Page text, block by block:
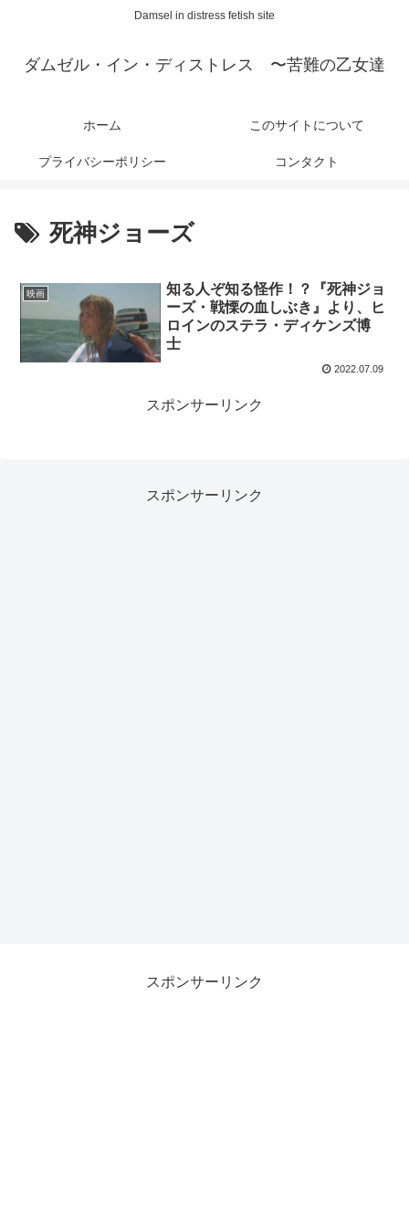
Damsel in distress fetish site
ダムゼル・イン・ディストレス 〜苦難の乙女達
ホーム このサイトについて
プライバシーポリシー コンタクト
死神ジョーズ
映画
知る人ぞ知る怪作！？『死神ジョ
ーズ・戦慄の血しぶき』より、ヒ
ロインのステラ・ディケンズ博
士
2022.07.09
スポンサーリンク
スポンサーリンク
スポンサーリンク